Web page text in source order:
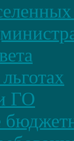
ГО